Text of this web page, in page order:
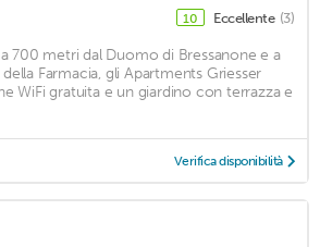
10 Eccellente (3)
700 metri dal Duomo di Bressanone e a
Farmacia, gli Apartments Griesser
WiFi gratuita e un giardino con terrazza e
Verifica disponibilità